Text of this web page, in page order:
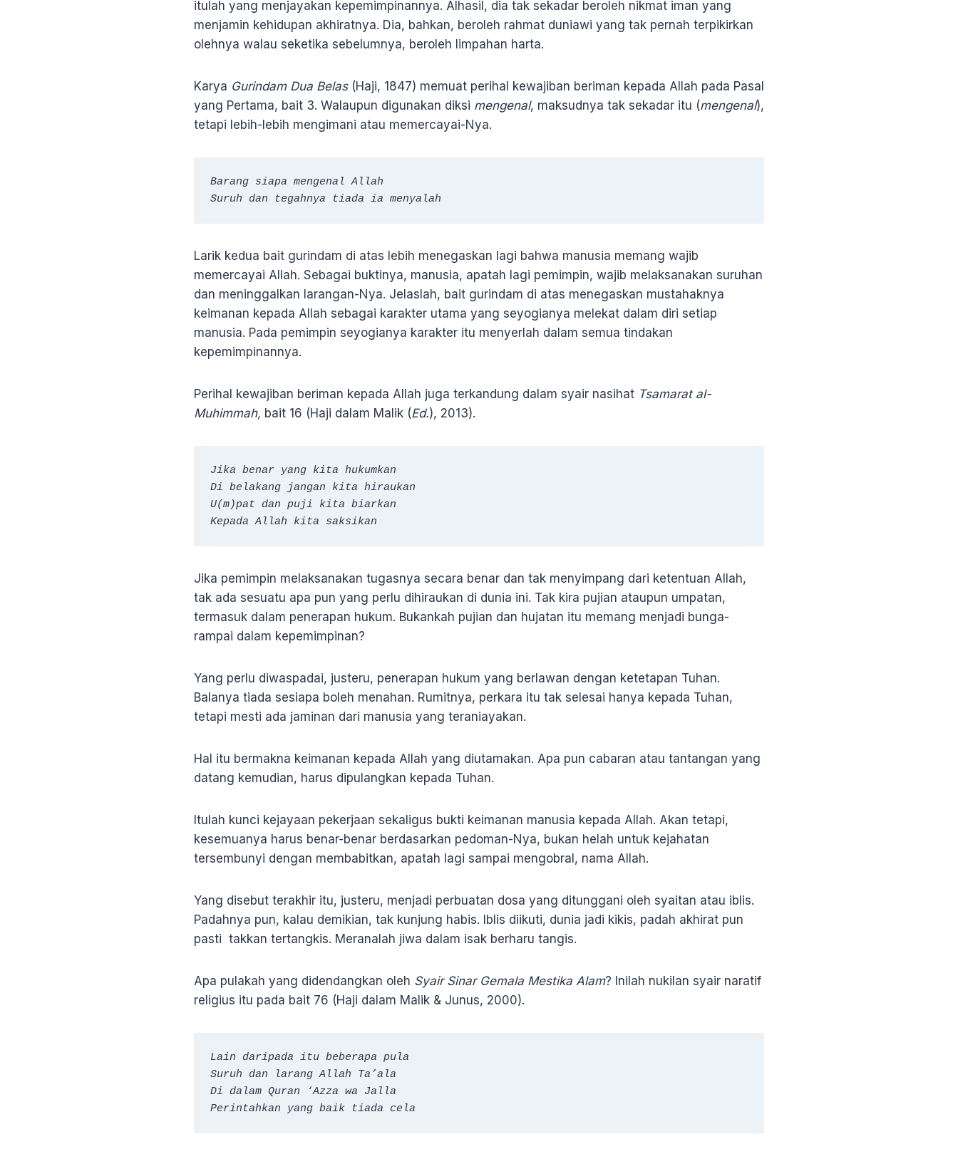
itulah yang menjayakan kepemimpinannya. Alhasil, dia tak sekadar beroleh nikmat iman yang
menjamin kehidupan akhiratnya. Dia, bahkan, beroleh rahmat duniawi yang tak pernah terpikirkan
olehnya walau seketika sebelumnya, beroleh limpahan harta.
Karya Gurindam Dua Belas(Haji, 1847) memuat perihal kewajiban beriman kepada Allah pada Pasal
yang Pertama, bait 3. Walaupun digunakan diksi mengenal, maksudnya tak sekadar itu (mengenal),
tetapi lebih-lebih mengimani atau memercayai-Nya.
Barang siapa mengenal Allah
Suruh dan tegahnya tiada ia menyalah
Larik kedua bait gurindam di atas lebih menegaskan lagi bahwa manusia memang wajib
memercayai Allah. Sebagai buktinya, manusia, apatah lagi pemimpin, wajib melaksanakan suruhan
dan meninggalkan larangan-Nya. Jelaslah, bait gurindam di atas menegaskan mustahaknya
keimanan kepada Allah sebagai karakter utama yang seyogianya melekat dalam diri setiap
manusia. Pada pemimpin seyogianya karakter itu menyerlah dalam semua tindakan
kepemimpinannya.
Perihal kewajiban beriman kepada Allah juga terkandung dalam syair nasihat Tsamarat al-
Muhimmah, bait 16 (Haji dalam Malik (Ed.), 2013).
Jika benar yang kita hukumkan
Di belakang jangan kita hiraukan
U(m)pat dan puji kita biarkan
Kepada Allah kita saksikan
Jika pemimpin melaksanakan tugasnya secara benar dan tak menyimpang dari ketentuan Allah,
tak ada sesuatu apa pun yang perlu dihiraukan di dunia ini. Tak kira pujian ataupun umpatan,
termasuk dalam penerapan hukum. Bukankah pujian dan hujatan itu memang menjadi bunga-
rampai dalam kepemimpinan?
Yang perlu diwaspadai, justeru, penerapan hukum yang berlawan dengan ketetapan Tuhan.
Balanya tiada sesiapa boleh menahan. Rumitnya, perkara itu tak selesai hanya kepada Tuhan,
tetapi mesti ada jaminan dari manusia yang teraniayakan.
Hal itu bermakna keimanan kepada Allah yang diutamakan. Apa pun cabaran atau tantangan yang
datang kemudian, harus dipulangkan kepada Tuhan.
Itulah kunci kejayaan pekerjaan sekaligus bukti keimanan manusia kepada Allah. Akan tetapi,
kesemuanya harus benar-benar berdasarkan pedoman-Nya, bukan helah untuk kejahatan
tersembunyi dengan membabitkan, apatah lagi sampai mengobral, nama Allah.
Yang disebut terakhir itu, justeru, menjadi perbuatan dosa yang ditunggani oleh syaitan atau iblis.
Padahnya pun, kalau demikian, tak kunjung habis. Iblis diikuti, dunia jadi kikis, padah akhirat pun
pasti takkan tertangkis. Meranalah jiwa dalam isak berharu tangis.
Apa pulakah yang didendangkan oleh Syair Sinar Gemala Mestika Alam? Inilah nukilan syair naratif
religius itu pada bait 76 (Haji dalam Malik & Junus, 2000).
Lain daripada itu beberapa pula
Suruh dan larang Allah Ta’ala
Di dalam Quran ‘Azza wa Jalla
Perintahkan yang baik tiada cela